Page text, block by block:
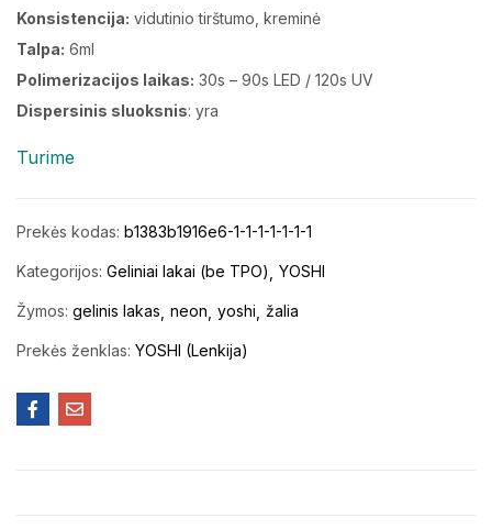
Konsistencija: vidutinio tirštumo, kreminė
Talpa: 6ml
Polimerizacijos laikas: 30s – 90s LED / 120s UV
Dispersinis sluoksnis: yra
Turime
Prekės kodas: b1383b1916e6-1-1-1-1-1-1-1
Kategorijos: Geliniai lakai (be TPO) YOSHI
Žymos: gelinis lakas neon yoshi žalia
Prekės ženklas: YOSHI (Lenkija)